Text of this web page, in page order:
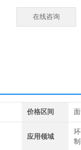
计的对称式长光程
量精度高、响应速度
在线咨询
价格区间
应用领域